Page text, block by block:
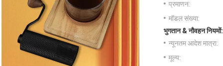
प्रमाणन:
मॉडल संख्या:
भुगतान & नौवहन नियमों:
न्यूनतम आदेश मात्रा:
मूल्य: